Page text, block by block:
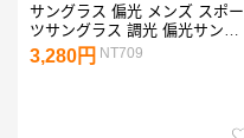
サングラス 偏光 メンズ スポー
ツサングラス 調光 偏光サング
ラス レディース UVカット ド
ライブ 野球 釣り 運転 紫外線
3,280円 NT709